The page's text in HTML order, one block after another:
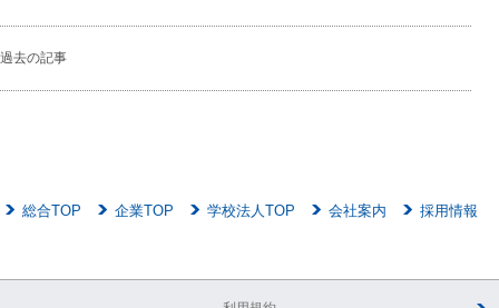
過去の記事
総合TOP 企業TOP 学校法人TOP 会社案内 採用情報